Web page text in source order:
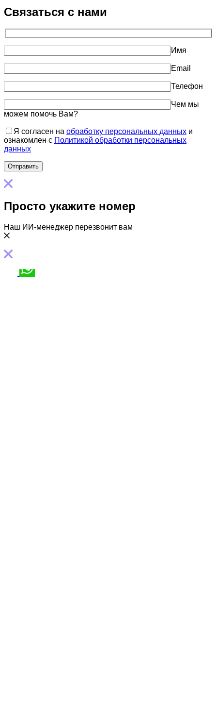
Связаться с нами
Имя
Email
Телефон
Чем мы
можем помочь Вам?
Я согласен на обработку персональных данных и
ознакомлен с Политикой обработки персональных
данных
Просто укажите номер
Наш ИИ-менеджер перезвонит вам